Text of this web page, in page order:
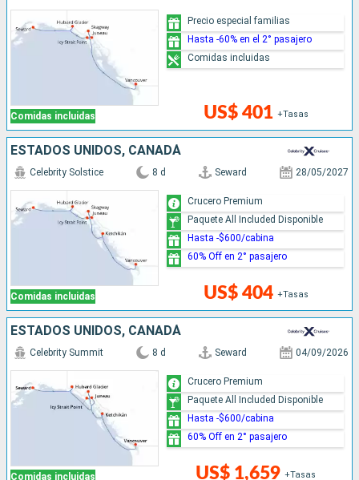
Comidas incluidas US$ 401 +Tasas
Precio especial familias
Hasta -60% en el 2° pasajero
Comidas incluidas
ESTADOS UNIDOS, CANADÁ
Comidas incluidas
Celebrity Solstice 8 d Seward 28/05/2027
US$ 404 +Tasas
Crucero Premium
Paquete All Included Disponible
Hasta -$600/cabina
60% Off en 2° pasajero
ESTADOS UNIDOS, CANADÁ
Comidas incluidas
Celebrity Summit 8 d Seward 04/09/2026
US$ 1,659 +Tasas
Crucero Premium
Paquete All Included Disponible
Hasta -$600/cabina
60% Off en 2° pasajero